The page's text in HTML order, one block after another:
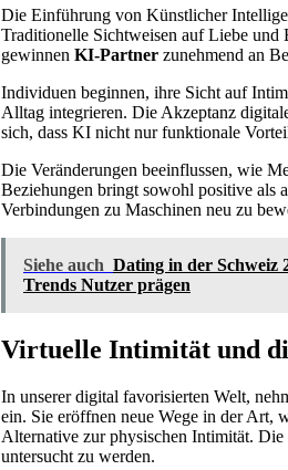
Die Einführung von Künstlicher
Traditionelle Sichtweisen auf Liebe und
gewinnen KI-Partner zunehmend an
Individuen beginnen, ihre Sicht auf
Alltag integrieren. Die Akzeptanz
sich, dass KI nicht nur funktionale
Die Veränderungen beeinflussen, wie
Beziehungen bringt sowohl positive als
Verbindungen zu Maschinen neu zu
Siehe auch Dating in der Schweiz
Trends Nutzer prägen
Virtuelle Intimität und
In unserer digital favorisierten Welt,
ein. Sie eröffnen neue Wege in der Art,
Alternative zur physischen Intimität.
untersucht zu werden.